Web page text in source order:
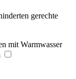
gerechte
mit Warmwasser